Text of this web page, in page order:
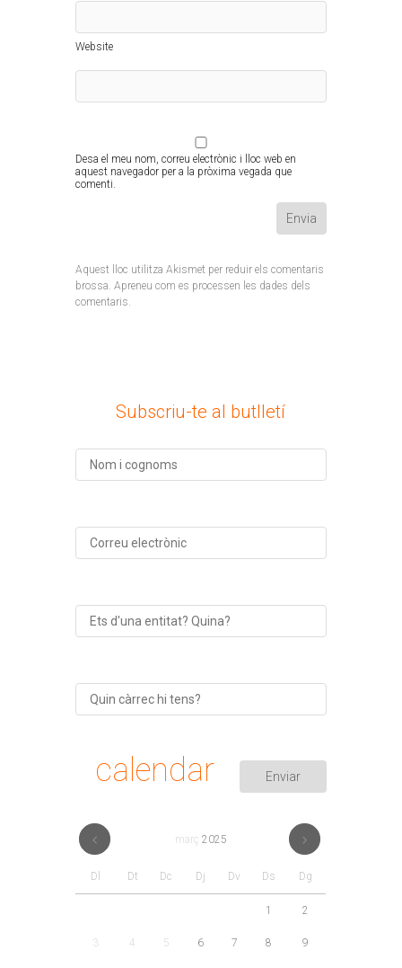
Website
Desa el meu nom, correu electrònic i lloc web en
aquest navegador per a la pròxima vegada que
comenti.
Aquest lloc utilitza Akismet per reduir els comentaris
brossa. Apreneu com es processen les dades dels
comentaris.
Subscriu-te al butlletí
calendar
març 2025
Dl Dt Dc Dj Dv Ds Dg
1 2
3 4 5 6 7 8 9